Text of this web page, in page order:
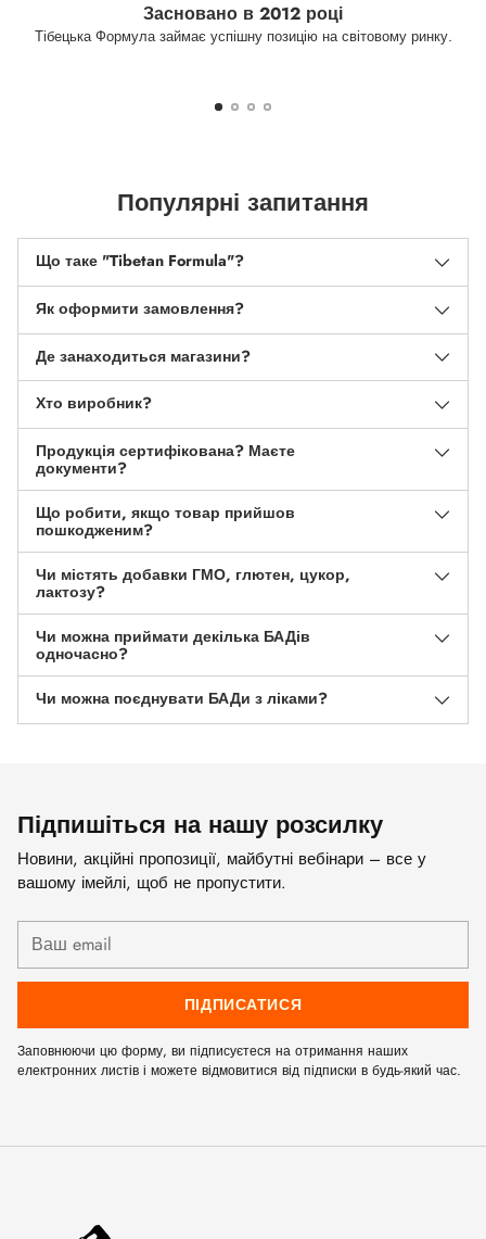
Засновано в 2012 році
Тібецька Формула займає успішну позицію на світовому ринку.
Популярні запитання
Що таке "Tibetan Formula"?
Як оформити замовлення?
Де занаходиться магазини?
Хто виробник?
Продукція сертифікована? Маєте
документи?
Що робити, якщо товар прийшов
пошкодженим?
Чи містять добавки ГМО, глютен, цукор,
лактозу?
Чи можна приймати декілька БАДів
одночасно?
Чи можна поєднувати БАДи з ліками?
Підпишіться на нашу розсилку
Новини, акційні пропозиції, майбутні вебінари – все у
вашому імейлі, щоб не пропустити.
Ваш
email
ПІДПИСАТИСЯ
Заповнюючи цю форму, ви підписуєтеся на отримання наших
електронних листів і можете відмовитися від підписки в будь-який час.